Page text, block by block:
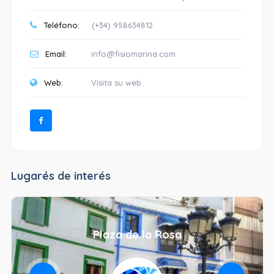
Teléfono: (+34) 958634812
Email: info@fisiomarina.com
Web: Visita su web
Lugarés de interés
Plaza de la Rosa